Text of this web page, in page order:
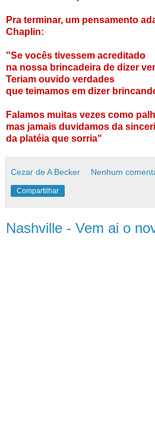
Pra terminar, um pensamento
Chaplin:
"Se vocês tivessem acreditado
na nossa brincadeira de dizer
Teriam ouvido verdades
que teimamos em dizer
Falamos muitas vezes como
mas jamais duvidamos da
da platéia que sorria"
Cezar de A Becker Nenhum
Compartilhar
Nashville - Vem ai o